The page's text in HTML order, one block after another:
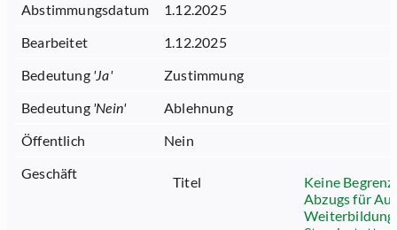
Abstimmungsdatum
1.12.2025
Bearbeitet
1.12.2025
Bedeutung 'Ja'
Zustimmung
Bedeutung 'Nein'
Ablehnung
Öffentlich
Nein
Geschäft
Titel
Keine
Abzugs für